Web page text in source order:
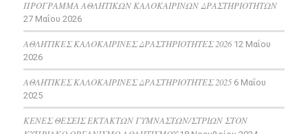
ΠΡΟΓΡΑΜΜΑ ΑΘΛΗΤΙΚΩΝ ΚΑΛΟΚΑΙΡΙΝΩΝ ΔΡΑΣΤΗΡΙΟΤΗΤΩΝ
27 Μαΐου 2026
ΑΘΛΗΤΙΚΕΣ ΚΑΛΟΚΑΙΡΙΝΕΣ ΔΡΑΣΤΗΡΙΟΤΗΤΕΣ 2026 12 Μαΐου
2026
ΑΘΛΗΤΙΚΕΣ ΚΑΛΟΚΑΙΡΙΝΕΣ ΔΡΑΣΤΗΡΙΟΤΗΤΕΣ 2025 6 Μαΐου
2025
ΚΕΝΕΣ ΘΕΣΕΙΣ ΕΚΤΑΚΤΩΝ ΓΥΜΝΑΣΤΩΝ/ΣΤΡΙΩΝ ΣΤΟΝ